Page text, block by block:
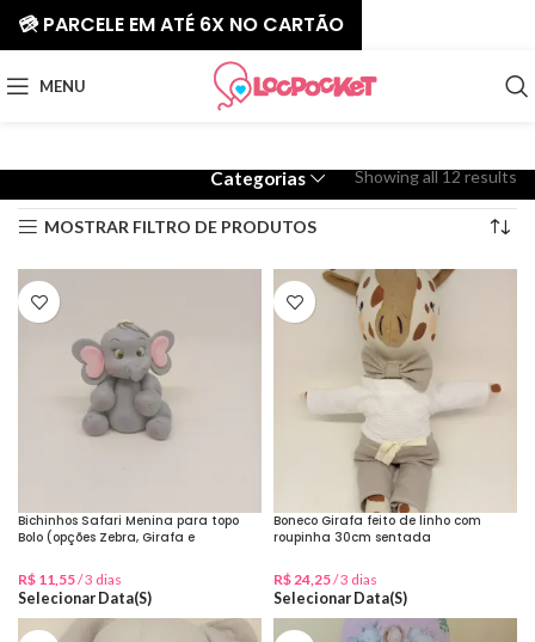
MENU
Categorias Showing all 12 results
MOSTRAR FILTRO DE PRODUTOS
Bichinhos Safari Menina para topo
Bolo (opções Zebra, Girafa e
R$ 11,55/ 3 dias
Selecionar Data(s)
Boneco Girafa feito de linho com
roupinha 30cm sentada
R$24,25/ 3 dias
Selecionar Data(s)
💳 PARCELE EM ATÉ 6X NO CARTÃO